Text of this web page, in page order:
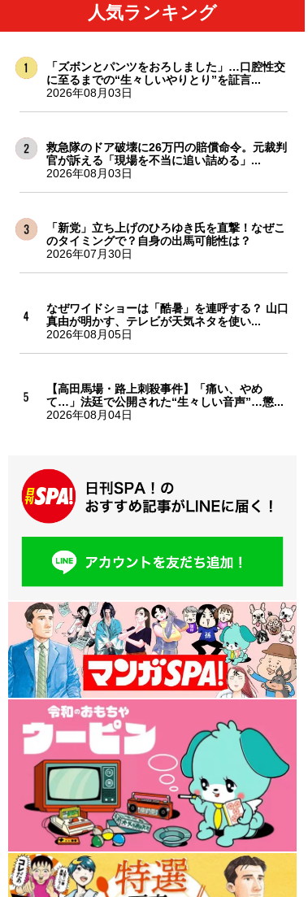
人気ランキング
「ズボンとパンツをおろしました」…口腔性交
に至るまでの“生々しいやりとり”を証言...
2026年08月03日
救急隊のドア破壊に26万円の賠償命令。元裁判
官が訴える「現場を不当に追い詰める」...
2026年08月03日
「新党」立ち上げのひろゆき氏を直撃！なぜこ
のタイミングで？自身の出馬可能性は？
2026年07月30日
なぜワイドショーは「酷暑」を連呼する？ 山口
真由が明かす、テレビが天気ネタを使い...
2026年08月05日
【高田馬場・路上刺殺事件】「痛い、やめ
て…」法廷で公開された“生々しい音声”…懲...
2026年08月04日